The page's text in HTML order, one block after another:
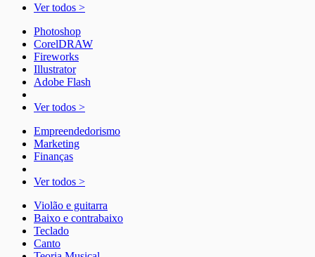
Ver todos >
Photoshop
CorelDRAW
Fireworks
Illustrator
Adobe Flash
Ver todos >
Empreendedorismo
Marketing
Finanças
Ver todos >
Violão e guitarra
Baixo e contrabaixo
Teclado
Canto